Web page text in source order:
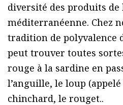
diversité des produits de
méditerranéenne. Chez
tradition de polyvalence
peut trouver toutes
rouge à la sardine en
l’anguille, le loup
chinchard, le rouget..